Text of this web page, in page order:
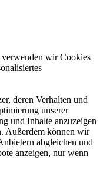
wir Cookies
deren Verhalten und
unserer
und Inhalte anzuzeigen
Außerdem können wir
abgleichen und
anzeigen, nur wenn